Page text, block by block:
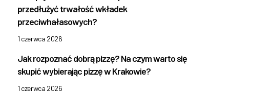
przedłużyć trwałość wkładek
przeciwhałasowych?
1 czerwca 2026
Jak rozpoznać dobrą pizzę? Na czym warto się
skupić wybierając pizzę w Krakowie?
1 czerwca 2026